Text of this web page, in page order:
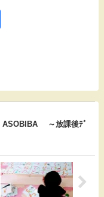
ASOBIBA ～放課後ﾃﾞ